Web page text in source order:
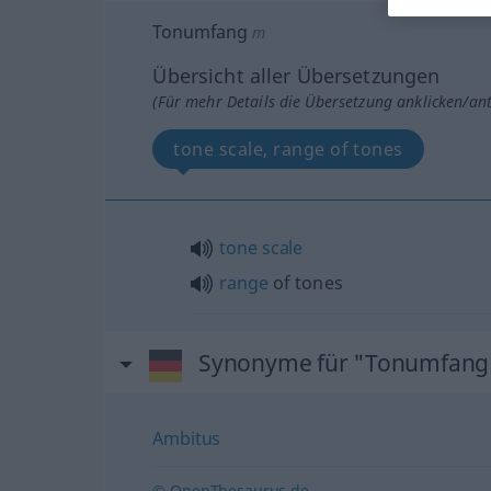
Tonumfang m
Übersicht aller Übersetzungen
(Für mehr Details die Übersetzung anklicken/
tone scale, range of tones
tone scale
range of tones
Synonyme für
Ambitus